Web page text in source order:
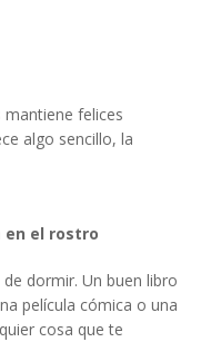
felices
algo sencillo, la
en el rostro
dormir. Un buen libro
película cómica o una
cosa que te